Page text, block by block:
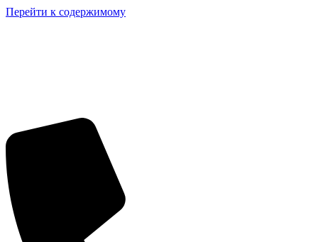
Перейти к содержимому